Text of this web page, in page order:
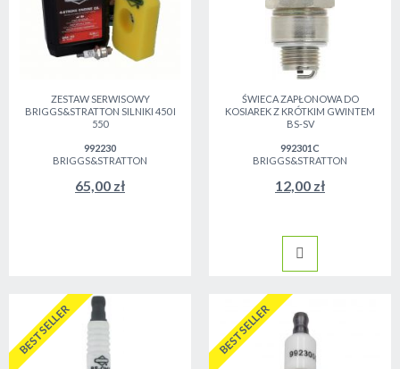
ZESTAW SERWISOWY
BRIGGS&STRATTON SILNIKI 450 I
550
992230
BRIGGS&STRATTON
65,00 zł
ŚWIECA ZAPŁONOWA DO
KOSIAREK Z KRÓTKIM GWINTEM
BS-SV
992301C
BRIGGS&STRATTON
12,00 zł
BESTSELLER BESTSELLER